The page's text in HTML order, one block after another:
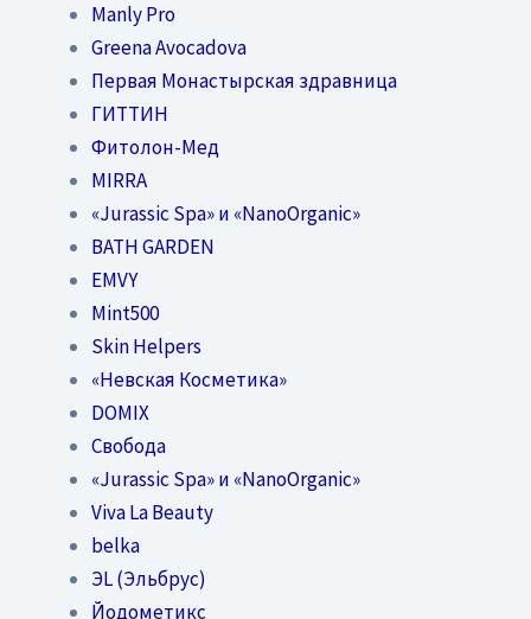
Manly Pro
Greena Avocadova
Первая Монастырская здравница
ГИТТИН
Фитолон-Мед
MIRRA
«Jurassic Spa» и «NanoOrganic»
BATH GARDEN
EMVY
Mint500
Skin Helpers
«Невская Косметика»
DOMIX
Свобода
«Jurassic Spa» и «NanoOrganic»
Viva La Beauty
belka
ЭL (Эльбрус)
Йодометикс